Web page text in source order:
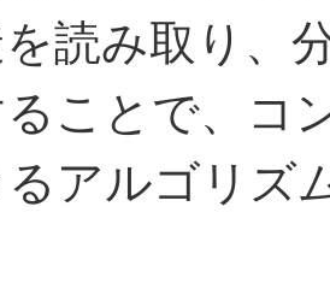
読み取り、
ことで、コ
アルゴリズ